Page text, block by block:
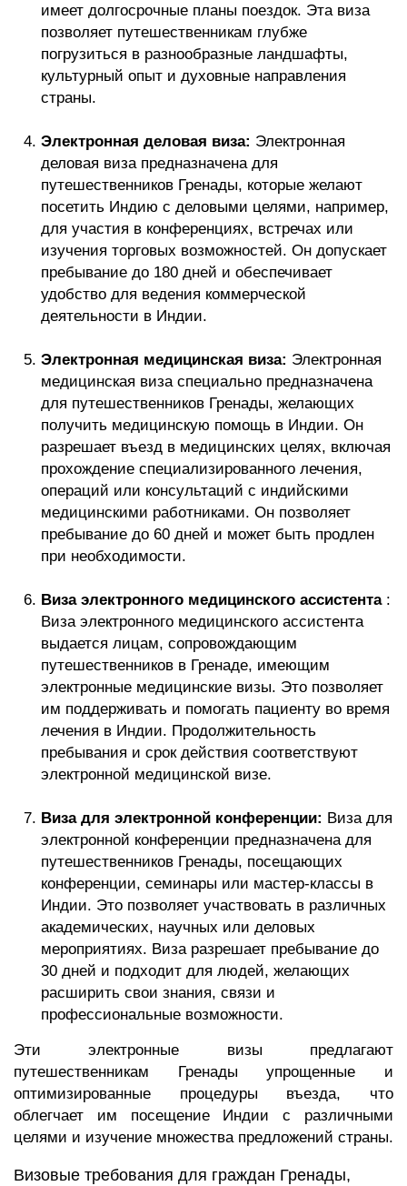
имеет долгосрочные планы поездок. Эта виза
позволяет путешественникам глубже
погрузиться в разнообразные ландшафты,
культурный опыт и духовные направления
страны.
Электронная деловая виза: Электронная
деловая виза предназначена для
путешественников Гренады, которые желают
посетить Индию с деловыми целями, например,
для участия в конференциях, встречах или
изучения торговых возможностей. Он допускает
пребывание до 180 дней и обеспечивает
удобство для ведения коммерческой
деятельности в Индии.
Электронная медицинская виза: Электронная
медицинская виза специально предназначена
для путешественников Гренады, желающих
получить медицинскую помощь в Индии. Он
разрешает въезд в медицинских целях, включая
прохождение специализированного лечения,
операций или консультаций с индийскими
медицинскими работниками. Он позволяет
пребывание до 60 дней и может быть продлен
при необходимости.
Виза электронного медицинского ассистента:
Виза электронного медицинского ассистента
выдается лицам, сопровождающим
путешественников в Гренаде, имеющим
электронные медицинские визы. Это позволяет
им поддерживать и помогать пациенту во время
лечения в Индии. Продолжительность
пребывания и срок действия соответствуют
электронной медицинской визе.
Виза для электронной конференции: Виза для
электронной конференции предназначена для
путешественников Гренады, посещающих
конференции, семинары или мастер-классы в
Индии. Это позволяет участвовать в различных
академических, научных или деловых
мероприятиях. Виза разрешает пребывание до
30 дней и подходит для людей, желающих
расширить свои знания, связи и
профессиональные возможности.
Эти электронные визы предлагают
путешественникам Гренады упрощенные и
оптимизированные процедуры въезда, что
облегчает им посещение Индии с различными
целями и изучение множества предложений страны.
Визовые требования для граждан Гренады,